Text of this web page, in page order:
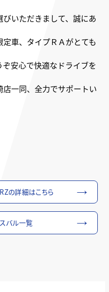
いただきまして、誠にあ
車、タイプＲＡがとても
安心で快適なドライブを
一同、全力でサポートい
の詳細はこちら
バル一覧